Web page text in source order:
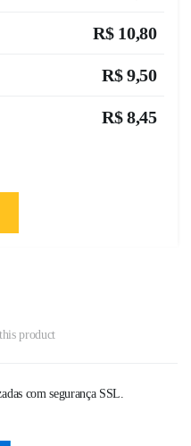
R$10,80
R$9,50
R$8,45
product
com segurança SSL.